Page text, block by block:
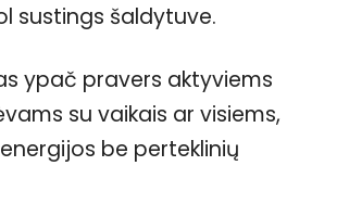
sustings šaldytuve.
ypač pravers aktyviems
su vaikais ar visiems,
be perteklinių